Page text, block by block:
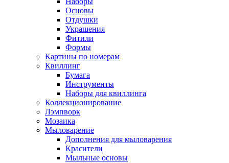
Основы
Отдушки
Украшения
Фитили
Формы
Картины по номерам
Квиллинг
Бумага
Инструменты
Наборы для квиллинга
Коллекционирование
Лэмпворк
Мозаика
Мыловарение
Дополнения для мыловарения
Красители
Мыльные основы